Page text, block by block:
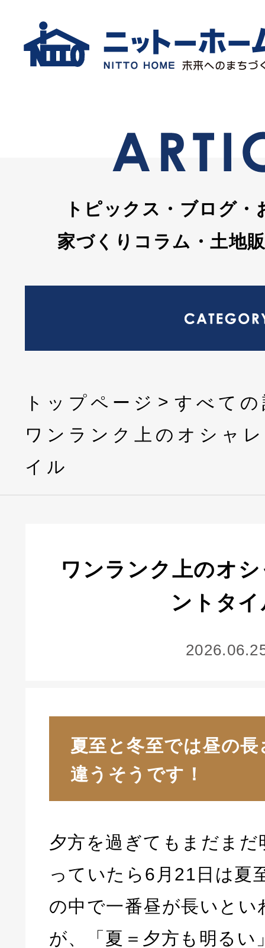
トピックス・ブログ・
家づくりコラム・土地
トップページ
すべて
ワンランク上のオシャ
イル
ワンランク上のオ
ントタ
夏至と冬至では昼の
違うそうです！
夕方を過ぎてもまだま
っていたら6月21日は夏
の中で一番昼が長いとい
が、「夏＝夕方も明るい